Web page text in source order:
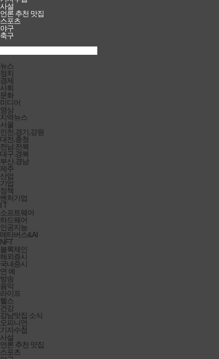
사설
언론 추천 맛집
스포츠
야구
축구
검색창
열기/
닫기
전체메뉴
닫기
뉴스
정치
경제
사회
문화
미디어
영상
지역뉴스
서울
인천.경기,강원
대전.충청
전남.전북
대구.경북
부산.경남
제주
산업
기업
정책
벤처기업
I T
소프트웨어
하드웨어
인공지능
메타버스&AI
NFT
블록체인
해외증시
국내증시
연 예
방송
음악
라이프
헬스
건강
강남맛집 소식
오피니언
기자수첩
사설
언론 추천 맛집
스포츠